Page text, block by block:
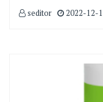
seditor
2022-12-